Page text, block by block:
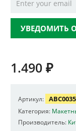
УВЕДОМИТЬ
1.490 ₽
Артикул: ABC0035
Категория:
Производитель: